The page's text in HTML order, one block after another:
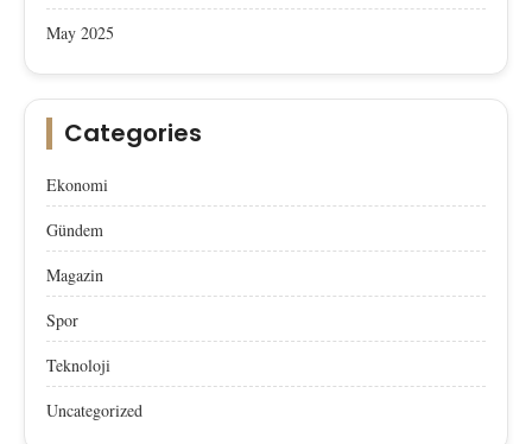
May 2025
Categories
Ekonomi
Gündem
Magazin
Spor
Teknoloji
Uncategorized